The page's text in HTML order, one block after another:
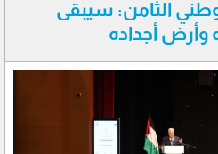
الثامن: سيبقى
وأرض أجداده